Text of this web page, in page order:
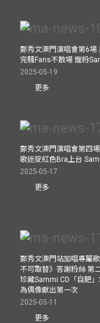
鄭秀文澳門演唱會第6場
完騷Fans不散場 寵粉
2025-05-19
更多
鄭秀文澳門演唱會第四
歌迷掟紅色Bra上台
2025-05-17
更多
鄭秀文澳門站加唱專屬
不可取替》答謝粉絲 第
珍藏Sammi CD「自肥
為偶像獻出第一次
2025-05-11
更多